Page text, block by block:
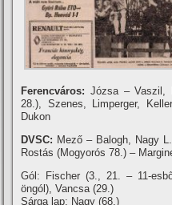
Ferencváros:Józsa – Vaszil,
28.), Szenes, Limperger,
Dukon
DVSC: Mező – Balogh, Nagy
Rostás (Mogyorós 78.) –
Gól: Fischer (3., 21. – 11-
öngól), Vancsa (29.)
Sárga lap: Nagy (68.)